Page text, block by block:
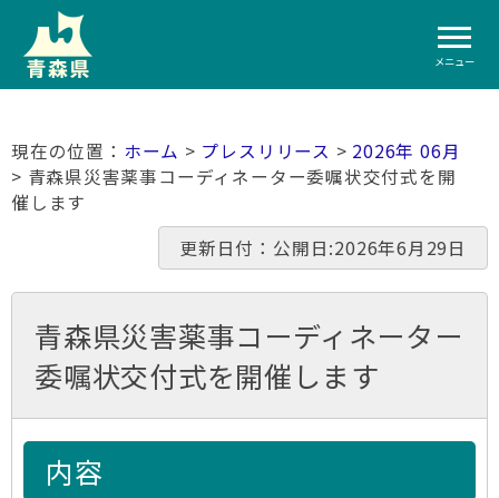
メニュー
ホーム > プレスリリース > 2026年 06月
> 青森県災害薬事コーディネーター委嘱状交付式を開
催します
更新日付：公開日:2026年6月29日
青森県災害薬事コーディネーター
委嘱状交付式を開催します
内容